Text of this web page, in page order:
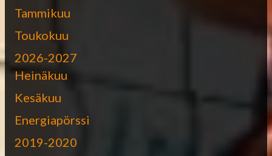
Tammikuu
Toukokuu
2026-2027
Heinäkuu
Kesäkuu
Energiapörssi
2019-2020